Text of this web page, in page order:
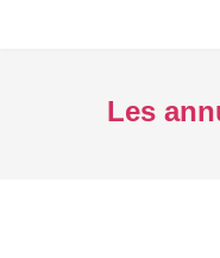
Les